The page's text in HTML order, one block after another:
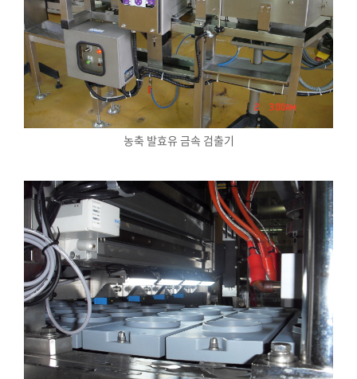
농축 발효유 금속 검출기